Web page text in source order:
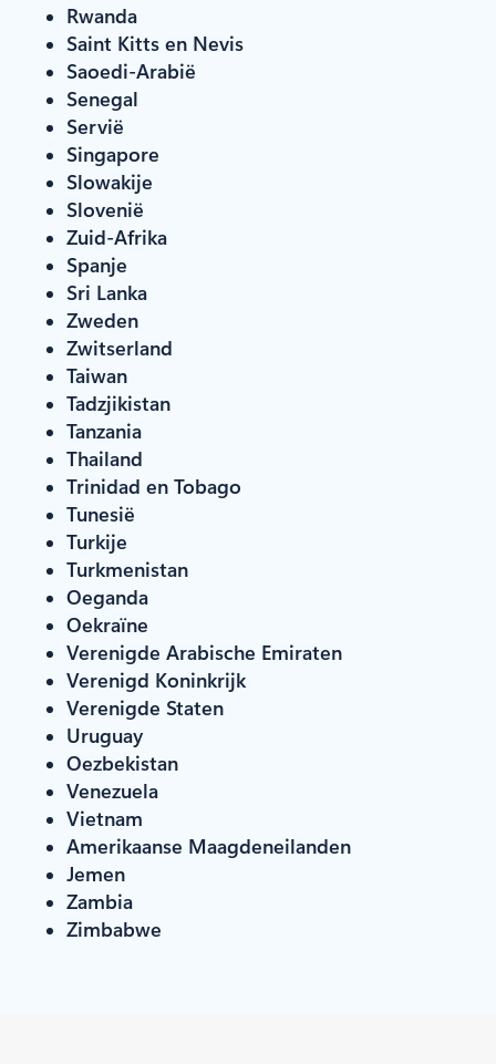
Rwanda
Saint Kitts en Nevis
Saoedi-Arabië
Senegal
Servië
Singapore
Slowakije
Slovenië
Zuid-Afrika
Spanje
Sri Lanka
Zweden
Zwitserland
Taiwan
Tadzjikistan
Tanzania
Thailand
Trinidad en Tobago
Tunesië
Turkije
Turkmenistan
Oeganda
Oekraïne
Verenigde Arabische Emiraten
Verenigd Koninkrijk
Verenigde Staten
Uruguay
Oezbekistan
Venezuela
Vietnam
Amerikaanse Maagdeneilanden
Jemen
Zambia
Zimbabwe